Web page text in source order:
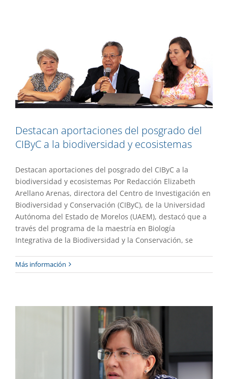
Destacan aportaciones del posgrado del
CIByC a la biodiversidad y ecosistemas
Destacan aportaciones del posgrado del CIByC a la
biodiversidad y ecosistemas Por Redacción Elizabeth
Arellano Arenas, directora del Centro de Investigación en
Biodiversidad y Conservación (CIByC), de la Universidad
Autónoma del Estado de Morelos (UAEM), destacó que a
través del programa de la maestría en Biología
Integrativa de la Biodiversidad y la Conservación, se
Más información
Participa UAEM en Semana virtual de la
ciencia abierta en América Latina
Academia